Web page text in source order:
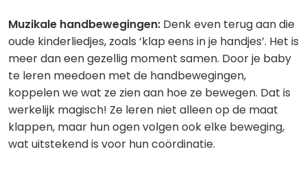
Muzikale handbewegingen: Denk even terug aan die
oude kinderliedjes, zoals ‘klap eens in je handjes’. Het is
meer dan een gezellig moment samen. Door je baby
te leren meedoen met de handbewegingen,
koppelen we wat ze zien aan hoe ze bewegen. Dat is
werkelijk magisch! Ze leren niet alleen op de maat
klappen, maar hun ogen volgen ook elke beweging,
wat uitstekend is voor hun coördinatie.